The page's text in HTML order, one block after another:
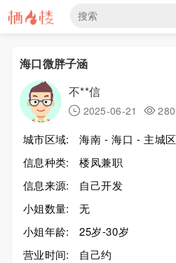
海口微胖子涵
不**信
2025-06-21 280
城市区域:
海南 - 海口 - 主城区
信息种类:
楼凤兼职
信息来源:
自己开发
小姐数量:
无
小姐年龄:
25岁-30岁
营业时间:
自己约